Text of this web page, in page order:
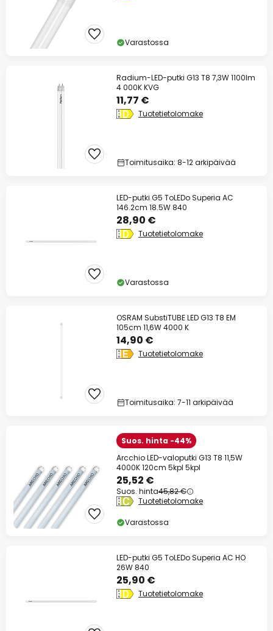
Varastossa
Radium-LED-putki G13 T8 7,3W 1100lm
4 000K KVG
11,77 €
Tuotetietolomake
Toimitusaika: 8-12 arkipäivää
LED-putki G5 ToLEDo Superia AC
146.2cm 18.5W 840
28,90 €
Tuotetietolomake
Varastossa
OSRAM SubstiTUBE LED G13 T8 EM
105cm 11,6W 4000 K
14,90 €
Tuotetietolomake
Toimitusaika: 7-11 arkipäivää
Suos. hinta -44%
Arcchio LED-valoputki G13 T8 11,5W
4000K 120cm 5kpl 5kpl
25,52 €
Suos. hinta45,82 €
Tuotetietolomake
Varastossa
LED-putki G5 ToLEDo Superia AC HO
26W 840
25,90 €
Tuotetietolomake